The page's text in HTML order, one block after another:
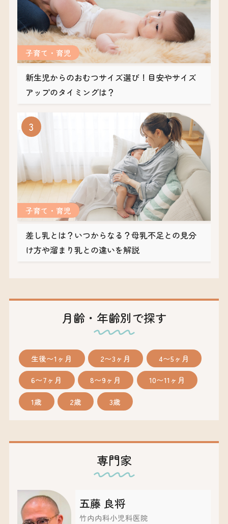
新生児からのおむつサイズ選び！目安やサイズ
アップのタイミングは？
子育て・育児
差し乳とは？いつからなる？母乳不足との見分
け方や溜まり乳との違いを解説
子育て・育児
月齢・年齢別で探す
生後〜1ヶ月 2〜3ヶ月 4〜5ヶ月
6〜7ヶ月 8〜9ヶ月 10〜11ヶ月
1歳 2歳 3歳
専門家
五藤 良将
竹内内科小児科医院